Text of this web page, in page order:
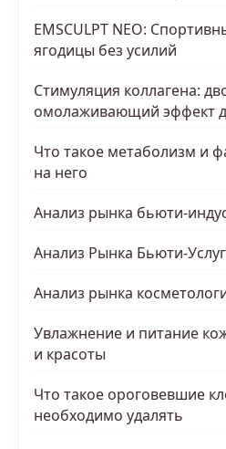
EMSCULPT NEO:
ягодицы без усилий
Стимуляция коллагена:
омолаживающий эффект
Что такое метаболизм и
на него
Анализ рынка бьюти-
Анализ Рынка Бьюти-
Анализ рынка
Увлажнение и питание
и красоты
Что такое ороговевшие
необходимо удалять